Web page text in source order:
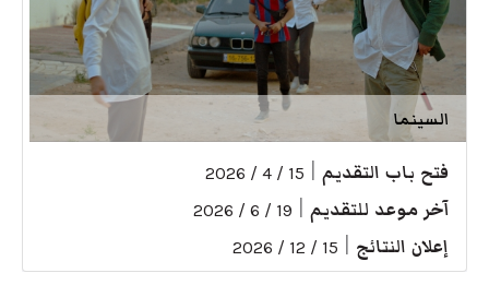
السينما
فتح باب التقديم 15 / 4 / 2026
آخر موعد للتقديم 19 / 6 / 2026
إعلان النتائج 15 / 12 / 2026